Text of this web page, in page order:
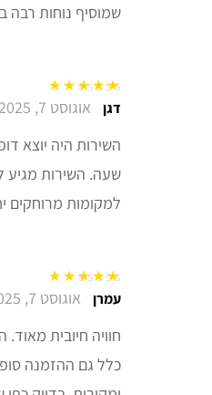
שמוסיף נוחות רבה
דורג5 מתוך 5 דגן אוגוסט 7, 2025
השירות היה יוצא
שעה. השירות מגיע
למקומות מרוחקים
דורג5מתוך 5עמרן אוגוסט 7, 2025
חוויה חיובית מאוד.
כלל גם ההזמנה